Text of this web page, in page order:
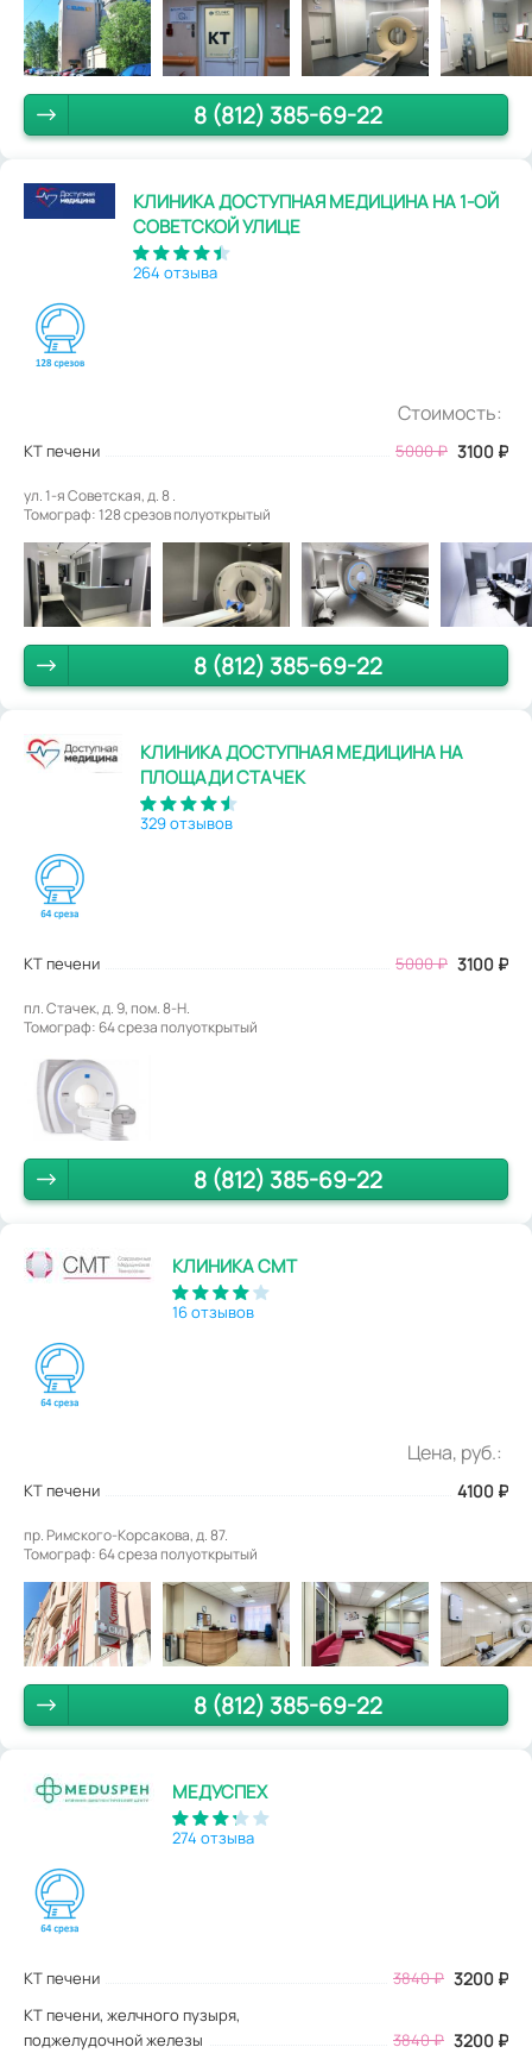
8 (812) 385-69-22
КЛИНИКА ДОСТУПНАЯ МЕДИЦИНА НА 1-ОЙ
СОВЕТСКОЙ УЛИЦЕ
264 отзыва
Стоимость:
КТ печени 5000₽ 3100 ₽
ул. 1-я Советская, д. 8 .
Томограф: 128 срезов полуоткрытый
8 (812) 385-69-22
КЛИНИКА ДОСТУПНАЯ МЕДИЦИНА НА
ПЛОЩАДИ СТАЧЕК
329 отзывов
КТ печени 5000₽ 3100 ₽
пл. Стачек, д. 9, пом. 8-Н.
Томограф: 64 среза полуоткрытый
8 (812) 385-69-22
КЛИНИКА СМТ
16 отзывов
Цена, руб.:
КТ печени 4100 ₽
пр. Римского-Корсакова, д. 87.
Томограф: 64 среза полуоткрытый
8 (812) 385-69-22
МЕДУСПЕХ
274 отзыва
КТ печени 3840₽ 3200 ₽
КТ печени, желчного пузыря,
поджелудочной железы
3840 ₽ 3200 ₽